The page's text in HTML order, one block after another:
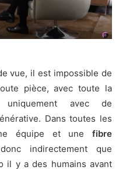
vue, il est impossible de
pièce, avec toute la
uniquement avec de
Dans toutes les
équipe et une fibre
indirectement que
il y a des humains avant